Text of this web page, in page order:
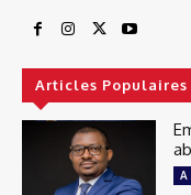
Articles Populaires
A